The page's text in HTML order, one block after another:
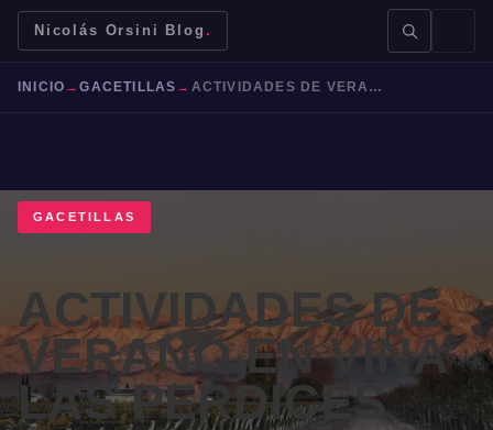
Nicolás Orsini Blog .
Mendoza Malbec Bodegas Jujuy
INICIO →GACETILLAS → ACTIVIDADES DE VERANO EN VIÑA LAS PERDICES
GACETILLAS
ACTIVIDADES DE
VERANO EN VIÑA
LAS PERDICES